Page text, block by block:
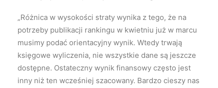
„Różnica w wysokości straty wynika z tego, że na
potrzeby publikacji rankingu w kwietniu już w marcu
musimy podać orientacyjny wynik. Wtedy trwają
księgowe wyliczenia, nie wszystkie dane są jeszcze
dostępne. Ostateczny wynik finansowy często jest
inny niż ten wcześniej szacowany. Bardzo cieszy nas